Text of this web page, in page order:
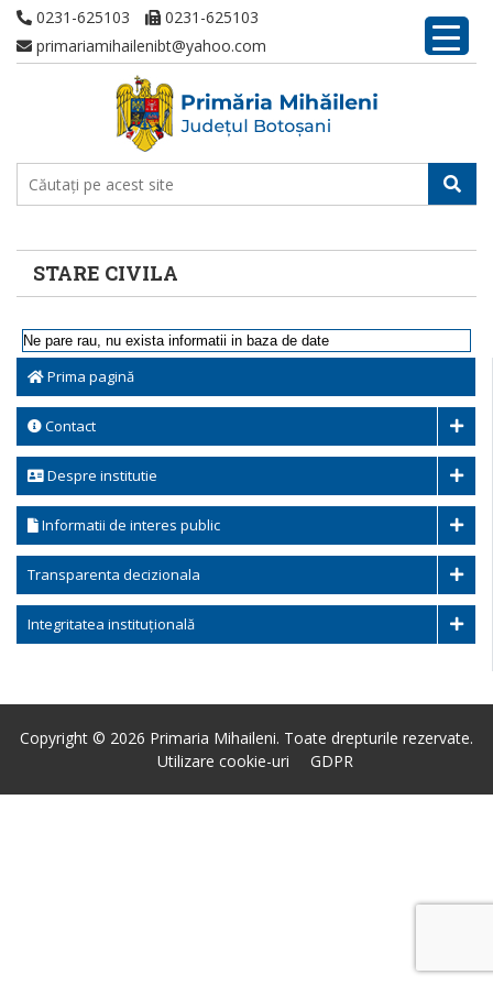
0231-625103
0231-625103
primariamihailenibt@yahoo.com
STARE CIVILA
Prima pagină
Contact
Despre institutie
Informatii de interes public
Transparenta decizionala
Integritatea instituțională
Ne pare rau, nu exista informatii in baza de date
Copyright © 2026 Primaria Mihaileni. Toate drepturile rezervate.
Utilizare cookie-uri
GDPR